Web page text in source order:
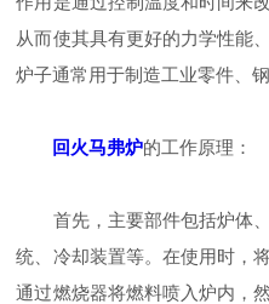
从而使其具有更好的力学性能
炉子通常用于制造工业零件、
回火马弗炉的工作原理：
首先，主要部件包括炉体、
统、冷却装置等。在使用时，
通过燃烧器将燃料喷入炉内，